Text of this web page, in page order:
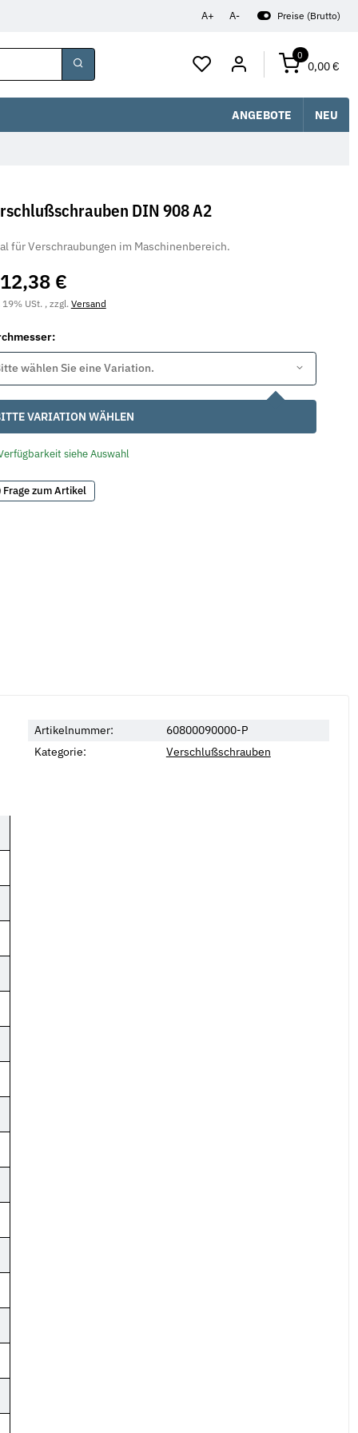
A+ A- Preise (Brutto)
0
0,00 €
ANGEBOTE NEU
DIN 908 A2
für Verschraubungen im Maschinenbereich.
12,38 €
19% USt. , zzgl.Versand
wählen Sie eine Variation.
VARIATION WÄHLEN
siehe Auswahl
Frage zum Artikel
Artikelnummer:
60800090000-P
Kategorie:
Verschlußschrauben